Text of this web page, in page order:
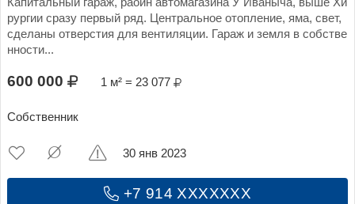
рургии сразу первый ряд. Центральное отопление, яма, свет,
сделаны отверстия для вентиляции. Гараж и земля в собстве
нности...
600 000 1 м² = 23 077
Собственник
+7 914 XXXXXXX
30 янв 2023